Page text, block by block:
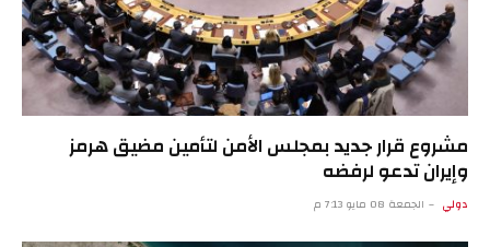
مشروع قرار جديد بمجلس الأمن لتأمين مضيق هرمز
وإيران تدعو لرفضه
دولي الجمعة 08 مايو 7:13 م